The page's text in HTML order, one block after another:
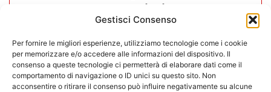
Gestisci Consenso
Per fornire le migliori esperienze, utilizziamo tecnologie come i cookie
per memorizzare e/o accedere alle informazioni del dispositivo. Il
consenso a queste tecnologie ci permetterà di elaborare dati come il
comportamento di navigazione o ID unici su questo sito. Non
acconsentire o ritirare il consenso può influire negativamente su alcune
associati